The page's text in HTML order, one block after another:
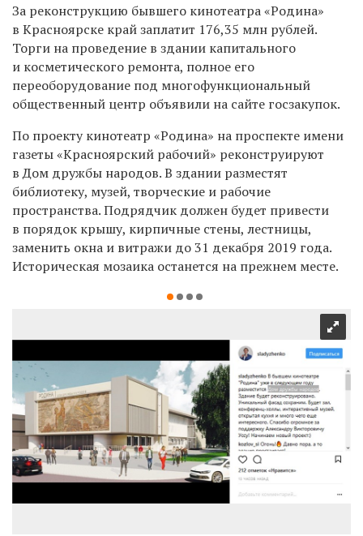
За реконструкцию бывшего кинотеатра «Родина»
в Красноярске край заплатит 176,35 млн рублей.
Торги на проведение в здании капитального
и косметического ремонта, полное его
переоборудование под многофункциональный
общественный центр объявили на сайте госзакупок.
По проекту кинотеатр «Родина» на проспекте имени
газеты «Красноярский рабочий» реконструируют
в Дом дружбы народов. В здании разместят
библиотеку, музей, творческие и рабочие
пространства. Подрядчик должен будет привести
в порядок крышу, кирпичные стены, лестницы,
заменить окна и витражи до 31 декабря 2019 года.
Историческая мозаика останется на прежнем месте.